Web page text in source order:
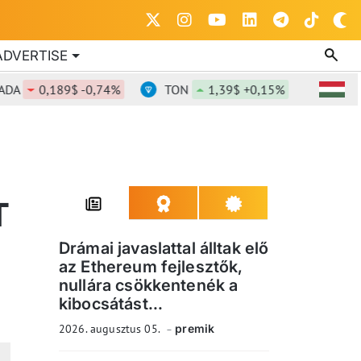
0,189$ -0,74% TON 1,39$ +0,15% DOT
Drámai javaslattal álltak elő
az Ethereum fejlesztők,
nullára csökkentenék a
kibocsátást...
2026. augusztus 05. premik